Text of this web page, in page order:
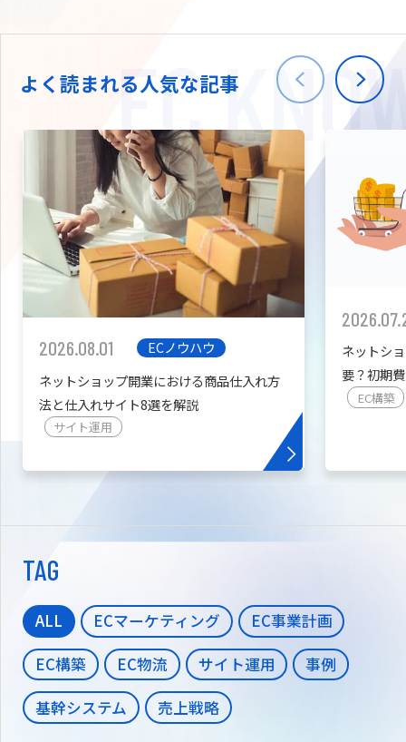
海外進出・現地
W2
拡張プラグイン一覧
カスタマイズ開発
会社情報
TW
よく読まれる人気な記事
2026.08.01
ECノウハウ
ネットショップ開業における商品仕入れ方
法と仕入れサイト8選を解説
サイト運用
ネットシ
要？初期
を紹介
EC構築
TAG
ALL ECマーケティング
EC事業計画
EC構築
EC物流 サイト運用
事例
基幹システム
売上戦略